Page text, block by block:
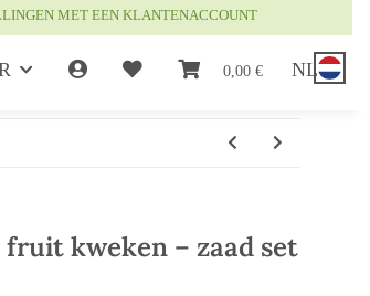
MET EEN KLANTENACCOUNT
0,00 € NL
kweken – zaad set